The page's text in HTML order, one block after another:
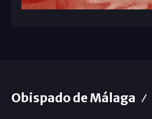
Obispado de Málaga